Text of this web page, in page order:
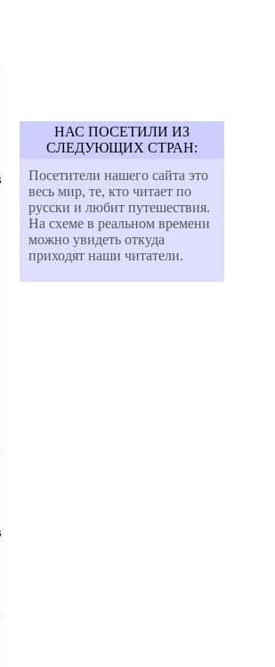
НАС ПОСЕТИЛИ ИЗ
СЛЕДУЮЩИХ СТРАН:
Посетители нашего сайта это
весь мир, те, кто читает по
русски и любит путешествия.
На схеме в реальном времени
можно увидеть откуда
приходят наши читатели.